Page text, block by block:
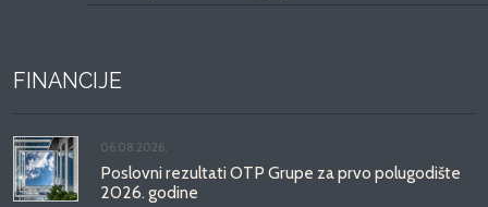
FINANCIJE
06.08.2026.
Poslovni rezultati OTP Grupe za prvo polugodište
2026. godine